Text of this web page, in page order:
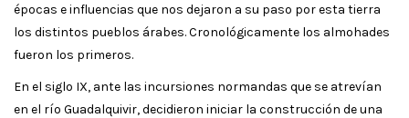
épocas e influencias que nos dejaron a su paso por esta tierra
los distintos pueblos árabes. Cronológicamente los almohades
fueron los primeros.
En el siglo IX, ante las incursiones normandas que se atrevían
en el río Guadalquivir, decidieron iniciar la construcción de una